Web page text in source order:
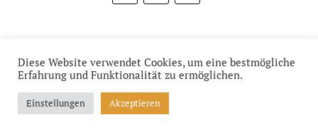
Mission News Themeby Compete Themes.
Diese Website verwendet Cookies, um eine bestmögliche
Erfahrung und Funktionalität zu ermöglichen.
Einstellungen Akzeptieren